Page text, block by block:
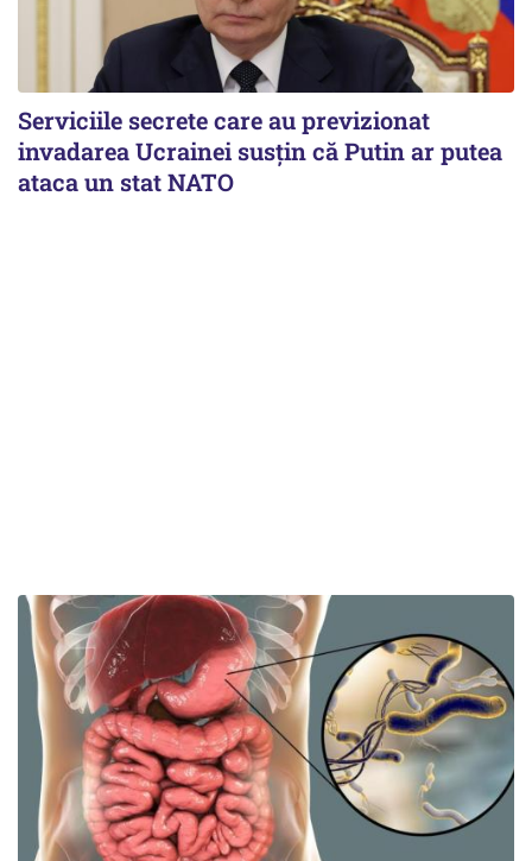
Serviciile secrete care au previzionat
invadarea Ucrainei susțin că Putin ar putea
ataca un stat NATO